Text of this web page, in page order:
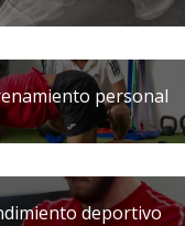
personal
deportivo